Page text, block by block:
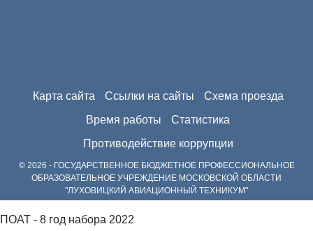
Карта сайта Ссылки на сайты
Схема проезда
Время работы
Статистика
Противодействие коррупции
© 2026 - ГОСУДАРСТВЕННОЕ БЮДЖЕТНОЕ ПРОФЕССИОНАЛЬНОЕ
ОБРАЗОВАТЕЛЬНОЕ УЧРЕЖДЕНИЕ МОСКОВСКОЙ ОБЛАСТИ
"ЛУХОВИЦКИЙ АВИАЦИОННЫЙ ТЕХНИКУМ"
ПОАТ - 8 год набора 2022